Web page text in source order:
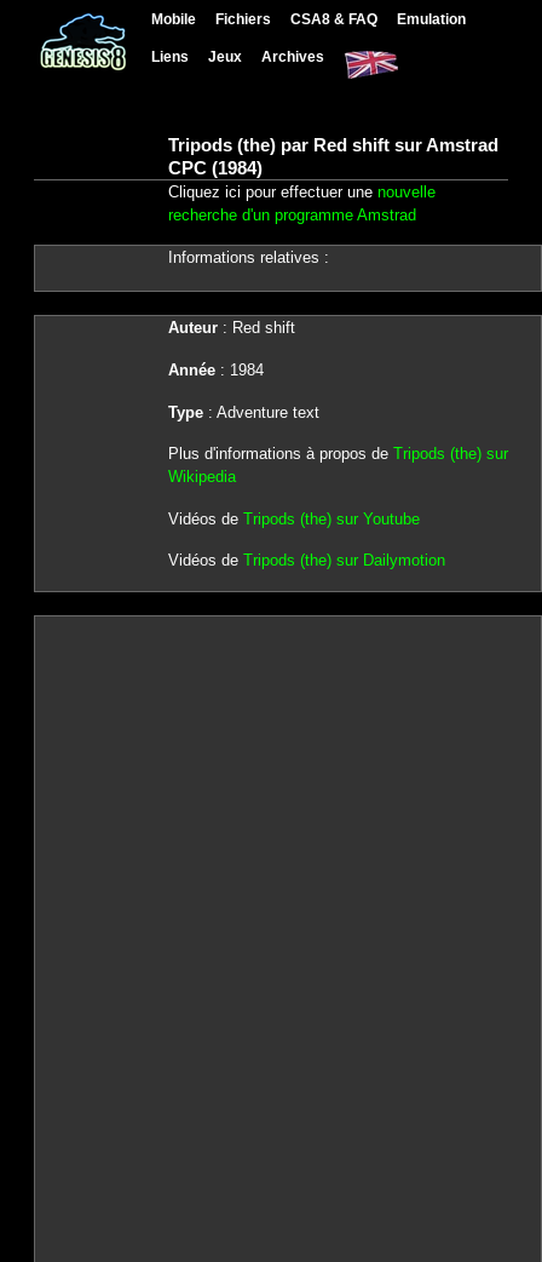
Mobile Fichiers CSA8 & FAQ Emulation
Liens Jeux Archives
Tripods (the) par Red shift sur Amstrad
CPC (1984)
Cliquez ici pour effectuer une nouvelle
recherche d'un programme Amstrad
Informations relatives :
Auteur: Red shift
Année: 1984
Type: Adventure text
Plus d'informations à propos de Tripods (the) sur
Wikipedia
Vidéos de Tripods (the) sur Youtube
Vidéos de Tripods (the) sur Dailymotion